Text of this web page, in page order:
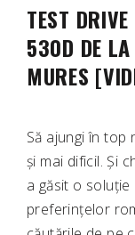
TEST
530D DE LA
MURES
Să ajungi în top
și mai dificil. Și
a găsit o
preferințelor